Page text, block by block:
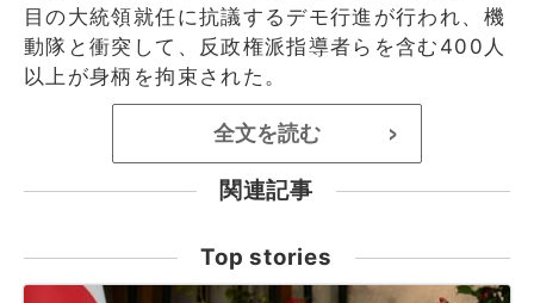
目の大統領就任に抗議するデモ行進が行われ、機
動隊と衝突して、反政権派指導者らを含む400人
以上が身柄を拘束された。
全文を読む >
関連記事
Top stories